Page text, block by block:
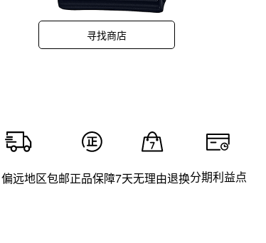
寻找商店
远地区包邮正品保障7天无理由退换分期利益点